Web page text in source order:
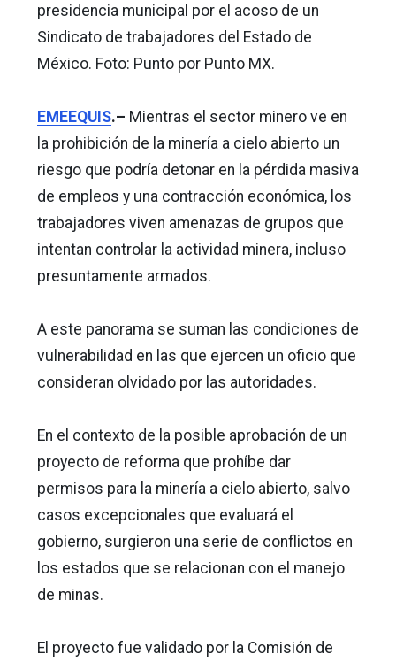
presidencia municipal por el acoso de un
Sindicato de trabajadores del Estado de
México. Foto: Punto por Punto MX.
EMEEQUIS.– Mientras el sector minero ve en
la prohibición de la minería a cielo abierto un
riesgo que podría detonar en la pérdida masiva
de empleos y una contracción económica, los
trabajadores viven amenazas de grupos que
intentan controlar la actividad minera, incluso
presuntamente armados.
A este panorama se suman las condiciones de
vulnerabilidad en las que ejercen un oficio que
consideran olvidado por las autoridades.
En el contexto de la posible aprobación de un
proyecto de reforma que prohíbe dar
permisos para la minería a cielo abierto, salvo
casos excepcionales que evaluará el
gobierno, surgieron una serie de conflictos en
los estados que se relacionan con el manejo
de minas.
El proyecto fue validado por la Comisión de